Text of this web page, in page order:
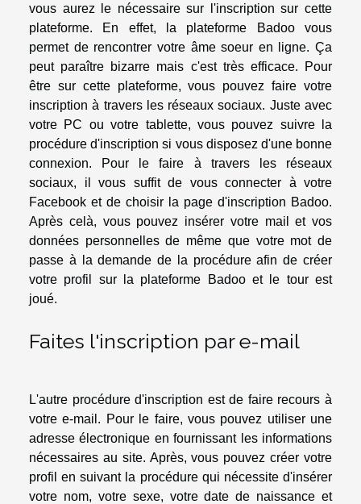
vous aurez le nécessaire sur l'inscription sur cette
plateforme. En effet, la plateforme Badoo vous
permet de rencontrer votre âme soeur en ligne. Ça
peut paraître bizarre mais c'est très efficace. Pour
être sur cette plateforme, vous pouvez faire votre
inscription à travers les réseaux sociaux. Juste avec
votre PC ou votre tablette, vous pouvez suivre la
procédure d'inscription si vous disposez d'une bonne
connexion. Pour le faire à travers les réseaux
sociaux, il vous suffit de vous connecter à votre
Facebook et de choisir la page d'inscription Badoo.
Après celà, vous pouvez insérer votre mail et vos
données personnelles de même que votre mot de
passe à la demande de la procédure afin de créer
votre profil sur la plateforme Badoo et le tour est
joué.
Faites l'inscription par e-mail
L'autre procédure d'inscription est de faire recours à
votre e-mail. Pour le faire, vous pouvez utiliser une
adresse électronique en fournissant les informations
nécessaires au site. Après, vous pouvez créer votre
profil en suivant la procédure qui nécessite d'insérer
votre nom, votre sexe, votre date de naissance et